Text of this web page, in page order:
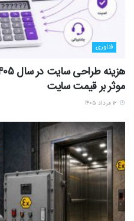
فناوری
موثر بر قیمت سایت